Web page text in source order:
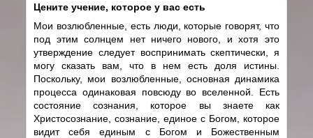
Цените учение, которое у вас есть
Мои возлюбленные, есть люди, которые говорят, что
под этим солнцем нет ничего нового, и хотя это
утверждение следует воспринимать скептически, я
могу сказать вам, что в нем есть доля истины.
Поскольку, мои возлюбленные, основная динамика
процесса одинаковая повсюду во вселенной. Есть
состояние сознания, которое вы знаете как
Христосознание, сознание, единое с Богом, которое
видит себя единым с Богом и Божественным